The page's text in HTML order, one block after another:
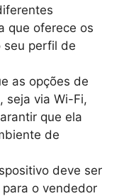
que oferece os
seu perfil de
as opções de
seja via Wi-Fi,
que ela
de
deve ser
o vendedor